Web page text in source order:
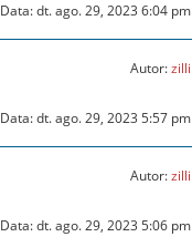
Data: dt. ago. 29, 2023 6:04 pm
Autor:zilli
Data: dt. ago. 29, 2023 5:57 pm
Autor:zilli
Data: dt. ago. 29, 2023 5:06 pm